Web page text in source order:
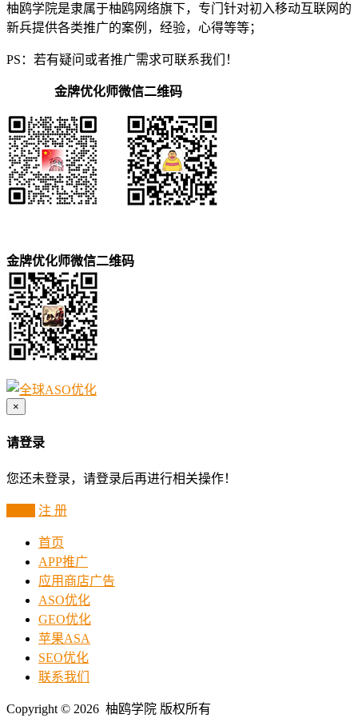
柚鸥学院是隶属于柚鸥网络旗下，专门针对初入移动互联网的
新兵提供各类推广的案例，经验，心得等等；
PS：若有疑问或者推广需求可联系我们！
金牌优化师微信二维码
金牌优化师微信二维码
×
请登录
您还未登录，请登录后再进行相关操作！
注 册
首页
APP推广
应用商店广告
ASO优化
GEO优化
苹果ASA
SEO优化
联系我们
Copyright © 2026 柚鸥学院 版权所有